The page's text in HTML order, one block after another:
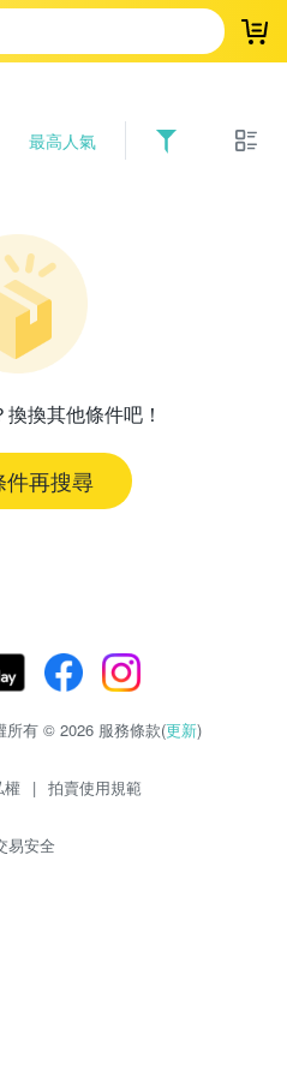
登
最高人氣
換其他條件吧！
件再搜尋
所有 © 2026 服務條款(更新)
權 | 拍賣使用規範
易安全